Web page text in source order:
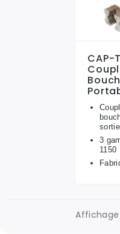
CAP-
3
1150